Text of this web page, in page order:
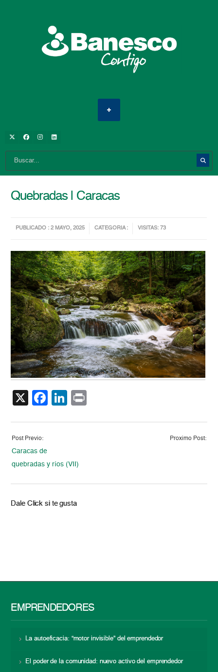
Quebradas | Caracas
PUBLICADO : 2 MAYO, 2025 CATEGORIA : VISITAS: 73
X Facebook
LinkedIn
Post Previo:
Caracas de
quebradas y ríos (VII)
Proximo Post:
Dale Click si te gusta
EMPRENDEDORES
La autoeficacia: “motor invisible” del emprendedor
El poder de la comunidad: nuevo activo del emprendedor